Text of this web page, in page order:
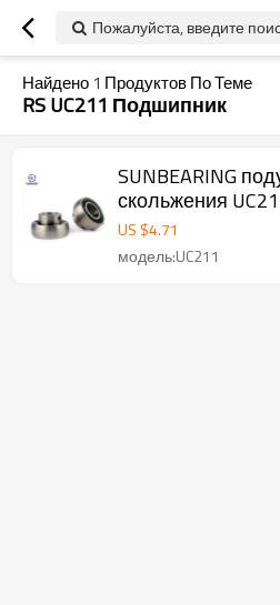
Пожалуйста, введите
Найдено 1 Продуктов По Теме
RS UC211 Подшипник
SUNBEARING
скольжения
55.6mm Хром
US $4.71
модель:UC211